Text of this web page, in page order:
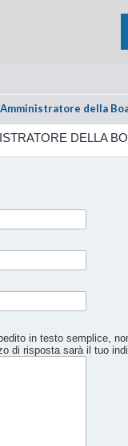
della
DELLA
in testo semplice,
di risposta sarà il tuo